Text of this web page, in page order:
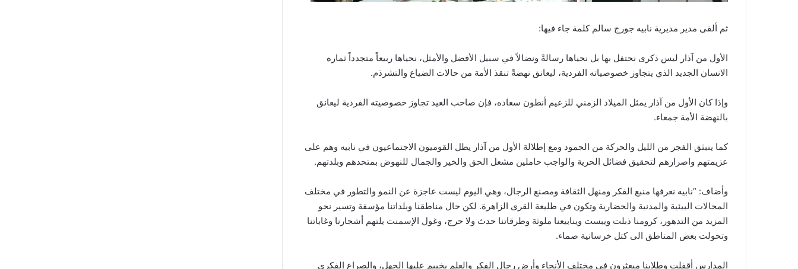
ثم ألقى مدير مديرية نابيه جورج سالم كلمة جاء فيها:
الأول من آذار ليس ذكرى نحتفل بها بل نحياها رسالةً ونضالاً في سبيل الأفضل والأمثل، نحياها ربيعاً متجدداً ثماره
الانسان الجديد الذي يتجاوز خصوصياته الفردية، ليعانق نهضةً تنقذ الأمة من حالات الضياع والتشرذم.
وإذا كان الأول من آذار يمثل الميلاد الزمني للزعيم أنطون سعاده، فإن صاحب العيد تجاوز خصوصيته الفردية ليعانق
بالنهضة الأمة جمعاء.
كما ينبثق الفجر من الليل والحركة من الجمود ومع إطلالة الأول من آذار يطل القوميون الاجتماعيون في نابيه وهم على
عزيمتهم واصرارهم لتحقيق فضائل الحرية والواجب حاملين مشعل الحق والخير والجمال للنهوض بمتحدهم وبلدتهم.
وأضاف: “نابيه نعرفها منبع الفكر ومنهل الثقافة ومصنع الرجال، وهي اليوم ليست عاجزة عن النمو والتطور في مختلف
المجالات البيئية والمدنية والحضارية وتكون في طليعة القرى الزاهرة. لكن حال مناطقنا وبلداتنا مؤسفة وتسير نحو
المزيد من التدهور، كرومنا ذبلت ويبست وينابيعنا ملوثة وطرقاتنا حدث ولا حرج، وغول الإسمنت يلتهم أشجارنا وغاباتنا
وتحولت بعض المناطق الى كتل خرسانية صماء.
المدارس أقفلت وطلابنا مبعثرون في مختلف الأنحاء وأرض رجال الفكر والعلم يخييم عليها الجهل، والصراع الفكري